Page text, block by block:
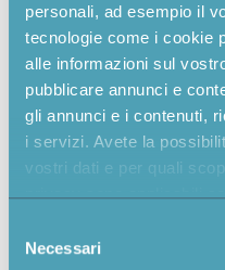
personali, ad esempio il
tecnologie come i cookie
alle informazioni sul
pubblicare annunci e
gli annunci e i contenuti,
i servizi. Avete la
vostri dati e per quali
privacy sono applicabili
modificare o revocare il
delNecessari
BE BRAVE vuole
credere nei propri
a inventare nuove
problemi, a sbagliare –
perché solo così si
Serve coraggio per